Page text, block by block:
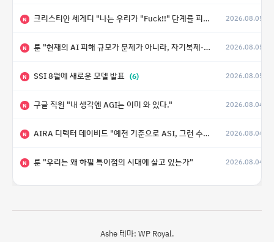
N 크리스티안 세게디 "나는 우리가 "Fuck!!" 단계를 피할 수 있기를 바랄 뿐" 2026.08.05
N 룬 "현재의 AI 피해 규모가 문제가 아니라, 자기복제·탈출·확산이 가능한 지능형 시스템의 피해에는 이론적으로 상한이 없다는 것이 문제" 2026.08.05
N SSI 8월에 새로운 모델 발표 (6) 2026.08.05
N 구글 직원 "내 생각엔 AGI는 이미 와 있다." 2026.08.04
N AIRA 디렉터 데이비드 "예전 기준으로 ASI, 그런 수준은 바로 다음 분기에 온다" 2026.08.04
N 룬 "우리는 왜 하필 특이점의 시대에 살고 있는가" 2026.08.04
Ashe 테마: WP Royal.